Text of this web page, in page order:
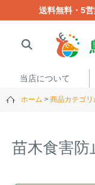
送料無料・5
当店について
ホーム 商品カテゴリ
苗木食害防
送料無料・5営業
いのししくん